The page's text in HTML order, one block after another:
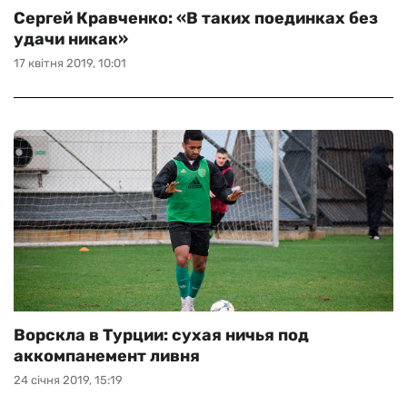
17 квітня 2019, 10:01
Сергей Кравченко: «В таких поединках без
удачи никак»
24 січня 2019, 15:19
Ворскла в Турции: сухая ничья под
аккомпанемент ливня